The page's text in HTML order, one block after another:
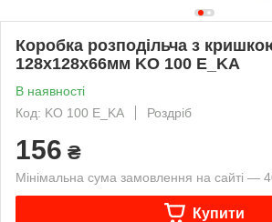
Коробка розподільча з
128х128х66мм KO 100 E_KA
В наявності
Код: KO 100 E_KA
Роздріб
156 ₴
Мінімальна сума замовлення на сайті —
Купити